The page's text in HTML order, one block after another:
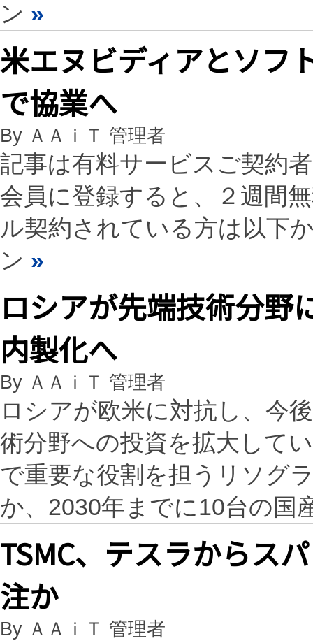
ン »
米エヌビディアとソフ
で協業へ
By ＡＡｉＴ 管理者
記事は有料サービスご契約
会員に登録すると、２週間
ル契約されている方は以下
ン »
ロシアが先端技術分野
内製化へ
By ＡＡｉＴ 管理者
ロシアが欧米に対抗し、今
術分野への投資を拡大して
で重要な役割を担うリソグ
か、2030年までに10台の国
TSMC、テスラからス
注か
By ＡＡｉＴ 管理者